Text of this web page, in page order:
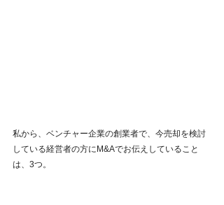
私から、ベンチャー企業の創業者で、今売却を検討
している経営者の方にM&Aでお伝えしていること
は、3つ。